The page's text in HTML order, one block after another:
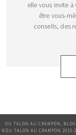
elle vous invite
être vous-
conseils, des
DU TALON AU CRAMPON,
©DU TALON AU CRAMPON 2015-